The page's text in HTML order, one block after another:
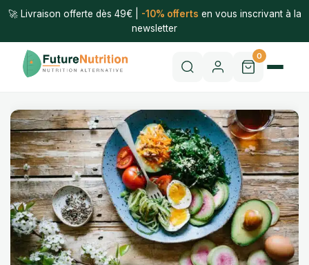
🚀 Livraison offerte dès 49€ | -10% offerts en vous inscrivant à la
newsletter
0